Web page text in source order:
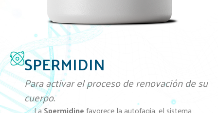
SPERMIDIN
Para activar el proceso de renovación de su
cuerpo.